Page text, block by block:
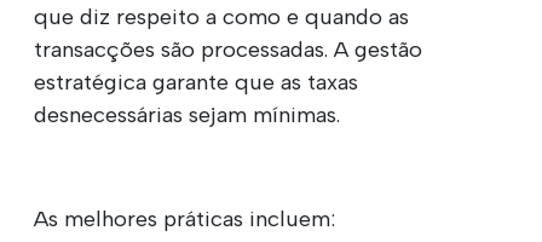
que diz respeito a como e quando as
transacções são processadas. A gestão
estratégica garante que as taxas
desnecessárias sejam mínimas.
As melhores práticas incluem: